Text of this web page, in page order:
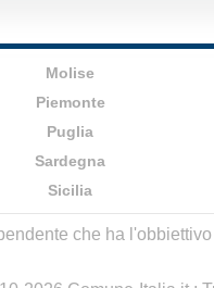
Molise
Piemonte
Puglia
Sardegna
Sicilia
che ha